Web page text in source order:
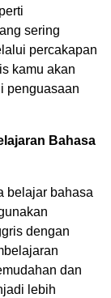
sering
percakapan
kamu akan
penguasaan
Bahasa
belajar bahasa
dengan
dan
lebih